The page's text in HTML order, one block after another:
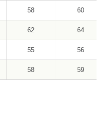
58 60
62 64
55 56
58 59